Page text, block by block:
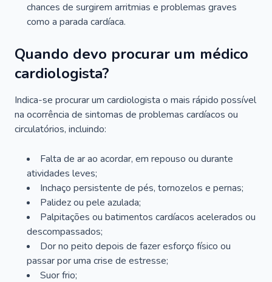
chances de surgirem arritmias e problemas graves
como a parada cardíaca.
Quando devo procurar um médico
cardiologista?
Indica-se procurar um cardiologista o mais rápido possível
na ocorrência de sintomas de problemas cardíacos ou
circulatórios, incluindo:
Falta de ar ao acordar, em repouso ou durante
atividades leves;
Inchaço persistente de pés, tornozelos e pernas;
Palidez ou pele azulada;
Palpitações ou batimentos cardíacos acelerados ou
descompassados;
Dor no peito depois de fazer esforço físico ou
passar por uma crise de estresse;
Suor frio;